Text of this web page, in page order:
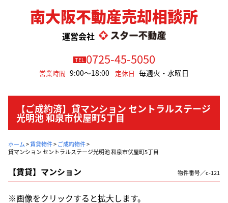
南大阪不動産売却相談所
運営会社
TEL0725-45-5050
営業時間 9:00～18:00 定休日 毎週火・水曜日
【ご成約済】貸マンション セントラルステージ
光明池 和泉市伏屋町5丁目
ホーム>賃貸物件>ご成約物件>
貸マンション セントラルステージ光明池 和泉市伏屋町5丁目
【賃貸】マンション 物件番号／c-121
※画像をクリックすると拡大します。